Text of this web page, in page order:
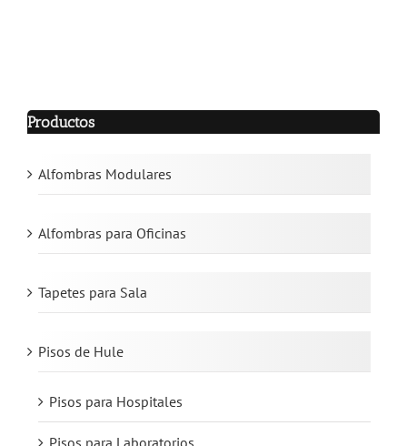
Productos
Alfombras Modulares
Alfombras para Oficinas
Tapetes para Sala
Pisos de Hule
Pisos para Hospitales